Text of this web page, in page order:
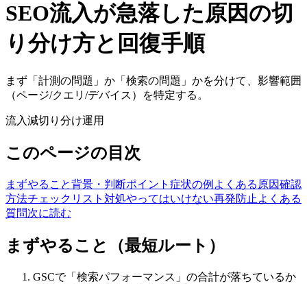
SEO流入が急落した原因の切
り分け方と回復手順
まず「計測の問題」か「検索の問題」かを分けて、影響範囲
（ページ/クエリ/デバイス）を特定する。
流入減切り分け運用
このページの目次
まずやること背景・判断ポイント 症状の例 よくある原因確認
方法チェックリスト 対処やってはいけない再発防止 よくある
質問次に読む
まずやること（最短ルート）
GSCで「検索パフォーマンス」の合計が落ちているか